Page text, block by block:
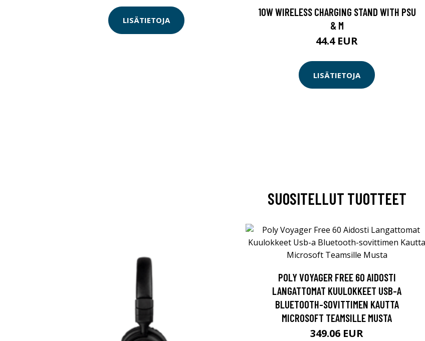
LISÄTIETOJA
10W WIRELESS CHARGING STAND WITH PSU
& M
44.4 EUR
LISÄTIETOJA
SUOSITELLUT TUOTTEET
POLY VOYAGER FREE 60 AIDOSTI
LANGATTOMAT KUULOKKEET USB-A
BLUETOOTH-SOVITTIMEN KAUTTA
MICROSOFT TEAMSILLE MUSTA
349.06 EUR